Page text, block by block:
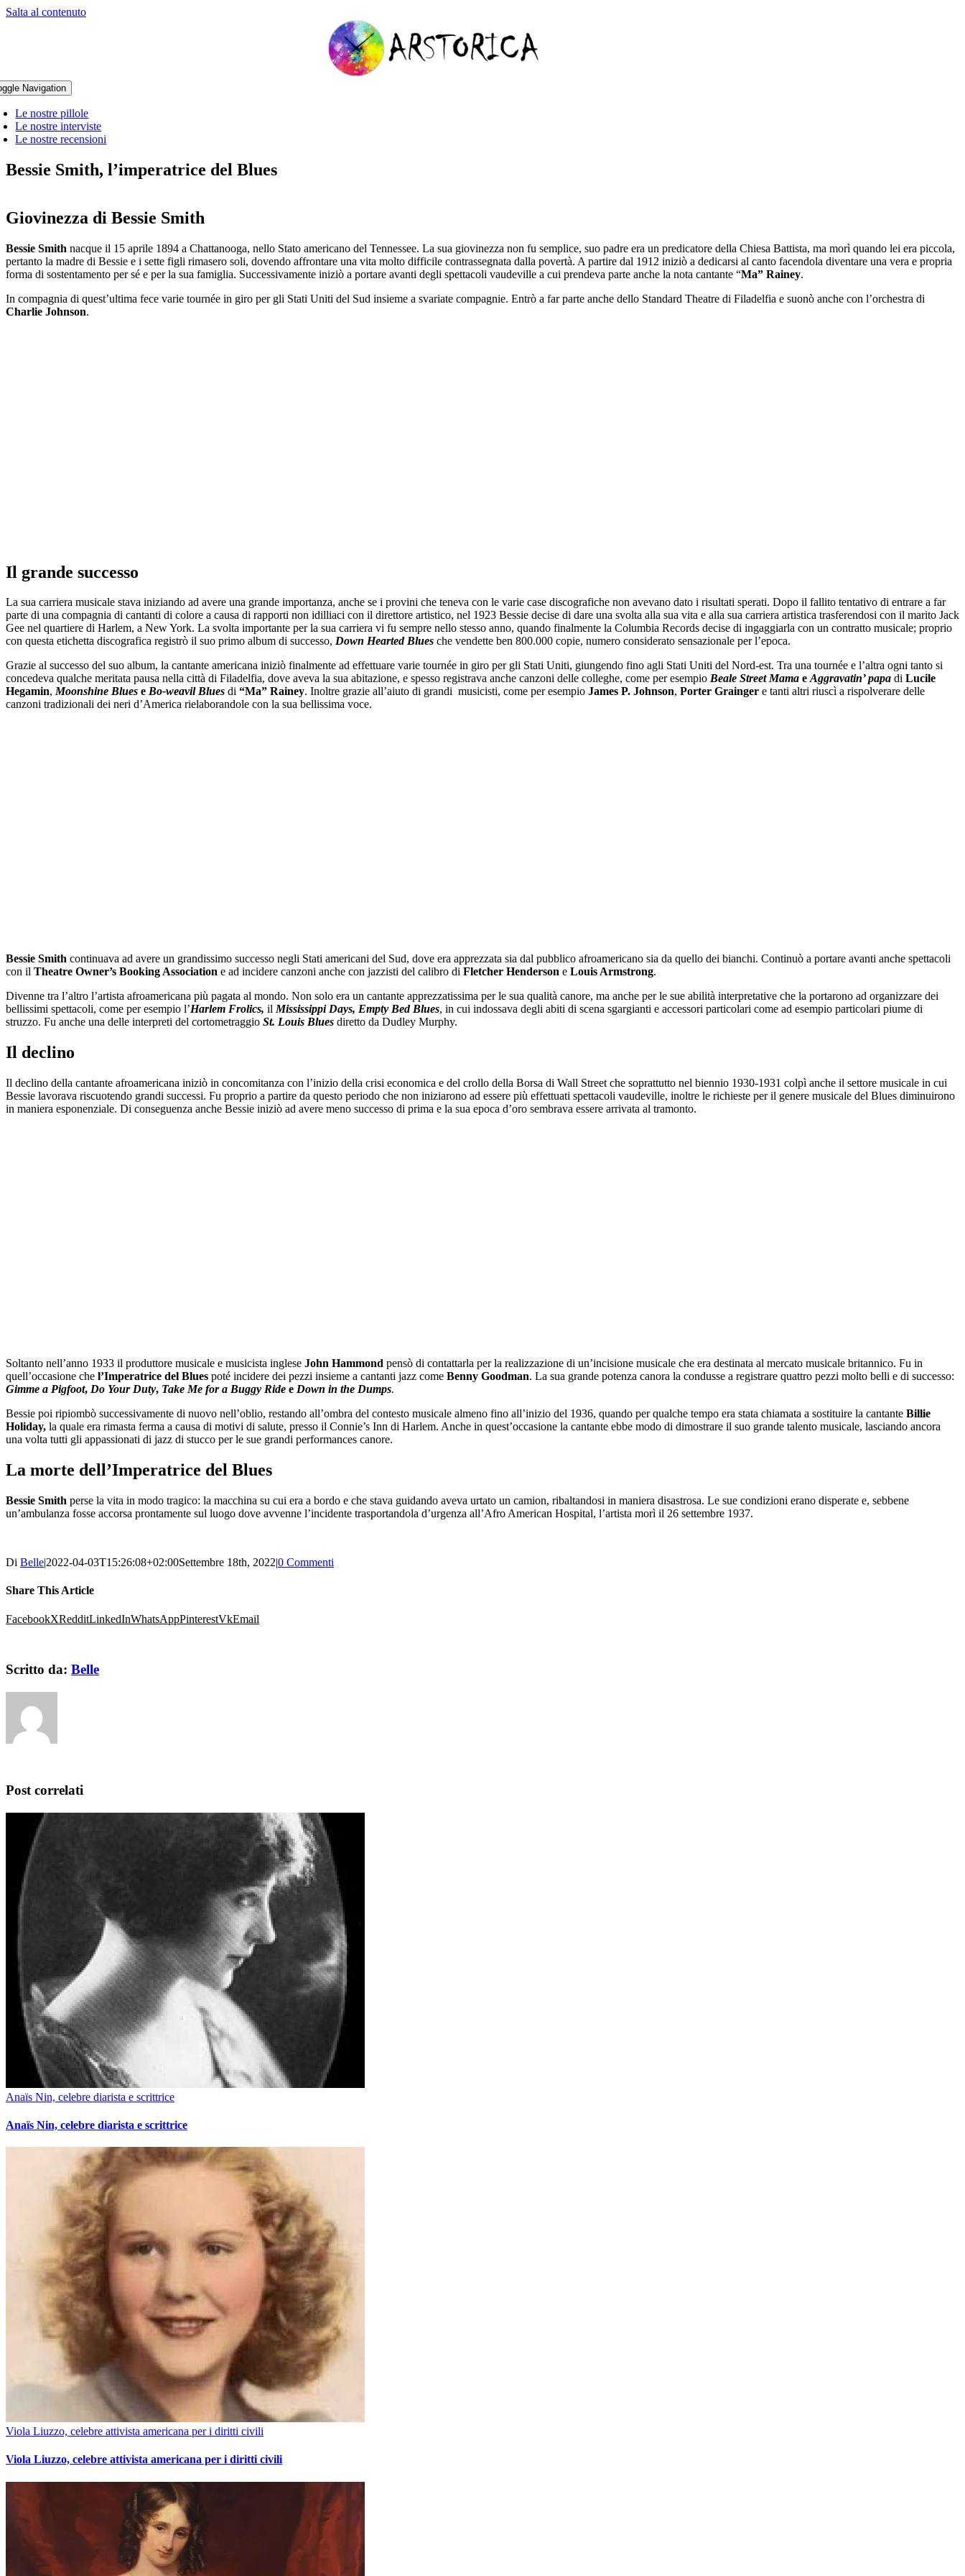
Salta al contenuto
Navigation
Le nostre pillole
Le nostre interviste
Le nostre recensioni
Bessie Smith, l’imperatrice del Blues
Giovinezza di Bessie Smith
Bessie Smith nacque il 15 aprile 1894 a Chattanooga, nello Stato americano del Tennessee. La sua giovinezza non fu semplice, suo padre era un predicatore della Chiesa Battista, ma morì quando lei era piccola,
pertanto la madre di Bessie e i sette figli rimasero soli, dovendo affrontare una vita molto difficile contrassegnata dalla povertà. A partire dal 1912 iniziò a dedicarsi al canto facendola diventare una vera e propria
forma di sostentamento per sé e per la sua famiglia. Successivamente iniziò a portare avanti degli spettacoli vaudeville a cui prendeva parte anche la nota cantante “Ma” Rainey.
In compagnia di quest’ultima fece varie tournée in giro per gli Stati Uniti del Sud insieme a svariate compagnie. Entrò a far parte anche dello Standard Theatre di Filadelfia e suonò anche con l’orchestra di
Charlie Johnson.
Il grande successo
La sua carriera musicale stava iniziando ad avere una grande importanza, anche se i provini che teneva con le varie case discografiche non avevano dato i risultati sperati. Dopo il fallito tentativo di entrare a far
parte di una compagnia di cantanti di colore a causa di rapporti non idilliaci con il direttore artistico, nel 1923 Bessie decise di dare una svolta alla sua vita e alla sua carriera artistica trasferendosi con il marito Jack
Gee nel quartiere di Harlem, a New York. La svolta importante per la sua carriera vi fu sempre nello stesso anno, quando finalmente la Columbia Records decise di ingaggiarla con un contratto musicale; proprio
con questa etichetta discografica registrò il suo primo album di successo, Down Hearted Blues che vendette ben 800.000 copie, numero considerato sensazionale per l’epoca.
Grazie al successo del suo album, la cantante americana iniziò finalmente ad effettuare varie tournée in giro per gli Stati Uniti, giungendo fino agli Stati Uniti del Nord-est. Tra una tournée e l’altra ogni tanto si
concedeva qualche meritata pausa nella città di Filadelfia, dove aveva la sua abitazione, e spesso registrava anche canzoni delle colleghe, come per esempio Beale Street Mama eAggravatin’ papa di Lucile
Hegamin,Moonshine Blues e Bo-weavil Blues di “Ma” Rainey. Inoltre grazie all’aiuto di grandi musicisti, come per esempio James P. Johnson, Porter Grainger e tanti altri riuscì a rispolverare delle
canzoni tradizionali dei neri d’America rielaborandole con la sua bellissima voce.
Bessie Smith continuava ad avere un grandissimo successo negli Stati americani del Sud, dove era apprezzata sia dal pubblico afroamericano sia da quello dei bianchi. Continuò a portare avanti anche spettacoli
con il Theatre Owner’s Booking Association e ad incidere canzoni anche con jazzisti del calibro di Fletcher Henderson e Louis Armstrong.
Divenne tra l’altro l’artista afroamericana più pagata al mondo. Non solo era un cantante apprezzatissima per le sua qualità canore, ma anche per le sue abilità interpretative che la portarono ad organizzare dei
bellissimi spettacoli, come per esempio l’Harlem Frolics, ilMississippi Days, Empty Bed Blues, in cui indossava degli abiti di scena sgargianti e accessori particolari come ad esempio particolari piume di
struzzo. Fu anche una delle interpreti del cortometraggio St. Louis Blues diretto da Dudley Murphy.
Il declino
Il declino della cantante afroamericana iniziò in concomitanza con l’inizio della crisi economica e del crollo della Borsa di Wall Street che soprattutto nel biennio 1930-1931 colpì anche il settore musicale in cui
Bessie lavorava riscuotendo grandi successi. Fu proprio a partire da questo periodo che non iniziarono ad essere più effettuati spettacoli vaudeville, inoltre le richieste per il genere musicale del Blues diminuirono
in maniera esponenziale. Di conseguenza anche Bessie iniziò ad avere meno successo di prima e la sua epoca d’oro sembrava essere arrivata al tramonto.
Soltanto nell’anno 1933 il produttore musicale e musicista inglese John Hammond pensò di contattarla per la realizzazione di un’incisione musicale che era destinata al mercato musicale britannico. Fu in
quell’occasione che l’Imperatrice del Blues poté incidere dei pezzi insieme a cantanti jazz come Benny Goodman. La sua grande potenza canora la condusse a registrare quattro pezzi molto belli e di successo:
Gimme a Pigfoot, Do Your Duty, Take Me for a Buggy Ride e Down in the Dumps.
Bessie poi ripiombò successivamente di nuovo nell’oblio, restando all’ombra del contesto musicale almeno fino all’inizio del 1936, quando per qualche tempo era stata chiamata a sostituire la cantante Billie
Holiday, la quale era rimasta ferma a causa di motivi di salute, presso il Connie’s Inn di Harlem. Anche in quest’occasione la cantante ebbe modo di dimostrare il suo grande talento musicale, lasciando ancora
una volta tutti gli appassionati di jazz di stucco per le sue grandi performances canore.
La morte dell’Imperatrice del Blues
Bessie Smith perse la vita in modo tragico: la macchina su cui era a bordo e che stava guidando aveva urtato un camion, ribaltandosi in maniera disastrosa. Le sue condizioni erano disperate e, sebbene
un’ambulanza fosse accorsa prontamente sul luogo dove avvenne l’incidente trasportandola d’urgenza all’Afro American Hospital, l’artista morì il 26 settembre 1937.
Di Belle|2022-04-03T15:26:08+02:00Settembre 18th, 2022|0 Commenti
Share This Article
FacebookXRedditLinkedInWhatsAppPinterestVkEmail
Scritto da: Belle
Post correlati
Anaïs Nin, celebre diarista e scrittrice
Anaïs Nin, celebre diarista e scrittrice
Viola Liuzzo, celebre attivista americana per i diritti civili
Viola Liuzzo, celebre attivista americana per i diritti civili